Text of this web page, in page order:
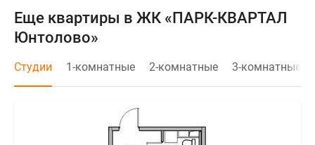
Еще квартиры в ЖК «ПАРК-КВАРТАЛ
Юнтолово»
Студии 1-комнатные 2-комнатные 3-комнатные